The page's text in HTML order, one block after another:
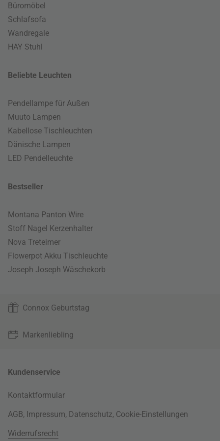
Büromöbel
Schlafsofa
Wandregale
HAY Stuhl
Beliebte Leuchten
Pendellampe für Außen
Muuto Lampen
Kabellose Tischleuchten
Dänische Lampen
LED Pendelleuchte
Bestseller
Montana Panton Wire
Stoff Nagel Kerzenhalter
Nova Treteimer
Flowerpot Akku Tischleuchte
Joseph Joseph Wäschekorb
Connox Geburtstag
Markenliebling
Kundenservice
Kontaktformular
AGB, Impressum, Datenschutz, Cookie-Einstellungen
Widerrufsrecht